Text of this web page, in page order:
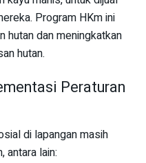
Program HKm ini
hutan dan meningkatkan
hutan.
Peraturan
di lapangan masih
antara lain: